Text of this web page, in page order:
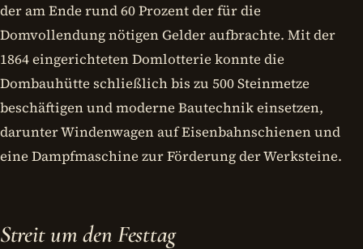
der am Ende rund 60 Prozent der für die
Domvollendung nötigen Gelder aufbrachte. Mit der
1864 eingerichteten Domlotterie konnte die
Dombauhütte schließlich bis zu 500 Steinmetze
beschäftigen und moderne Bautechnik einsetzen,
darunter Windenwagen auf Eisenbahnschienen und
eine Dampfmaschine zur Förderung der Werksteine.
Streit um den Festtag